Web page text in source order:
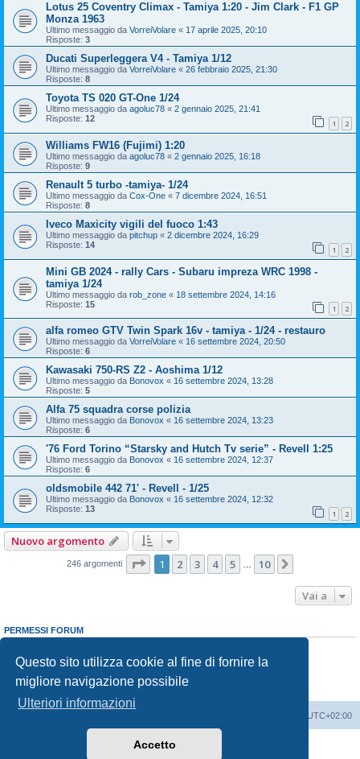
Questo sito utilizza cookie al fine di fornire la
migliore navigazione possibile
Ulteriori informazioni
Accetto
Lotus 25 Coventry Climax - Tamiya 1:20 - Jim Clark - F1 GP
Monza 1963
Ultimo messaggio da VorreiVolare « 17 aprile 2025, 20:10
Risposte: 3
Ducati Superleggera V4 - Tamiya 1/12
Ultimo messaggio da VorreiVolare « 26 febbraio 2025, 21:30
Risposte: 8
Toyota TS 020 GT-One 1/24
Ultimo messaggio da agoluc78 « 2 gennaio 2025, 21:41
Risposte: 12 1 2
Williams FW16 (Fujimi) 1:20
Ultimo messaggio da agoluc78 « 2 gennaio 2025, 16:18
Risposte: 9
Renault 5 turbo -tamiya- 1/24
Ultimo messaggio da Cox-One « 7 dicembre 2024, 16:51
Risposte: 8
Iveco Maxicity vigili del fuoco 1:43
Ultimo messaggio da pitchup « 2 dicembre 2024, 16:29
Risposte: 14 1 2
Mini GB 2024 - rally Cars - Subaru impreza WRC 1998 -
tamiya 1/24
Ultimo messaggio da rob_zone « 18 settembre 2024, 14:16
Risposte: 15 1 2
alfa romeo GTV Twin Spark 16v - tamiya - 1/24 - restauro
Ultimo messaggio da VorreiVolare « 16 settembre 2024, 20:50
Risposte: 6
Kawasaki 750-RS Z2 - Aoshima 1/12
Ultimo messaggio da Bonovox « 16 settembre 2024, 13:28
Risposte: 5
Alfa 75 squadra corse polizia
Ultimo messaggio da Bonovox « 16 settembre 2024, 13:23
Risposte: 6
'76 Ford Torino “Starsky and Hutch Tv serie” - Revell 1:25
Ultimo messaggio da Bonovox « 16 settembre 2024, 12:37
Risposte: 6
oldsmobile 442 71' - Revell - 1/25
Ultimo messaggio da Bonovox « 16 settembre 2024, 12:32
Risposte: 13 1 2
Nuovo argomento
246 argomenti Pagina di 10
1 2 3 4 5 10
Vai a
PERMESSI FORUM
Non puoi
rispondere negli argomenti
Non puoimodificare i tuoi messaggi
Non puoicancellare i tuoi messaggi
Non puoi
inviare allegati
UTC+02:00
phpBB® Forum Software © phpBB Limited